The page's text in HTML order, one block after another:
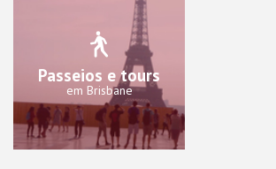
Passeios e tours
em Brisbane